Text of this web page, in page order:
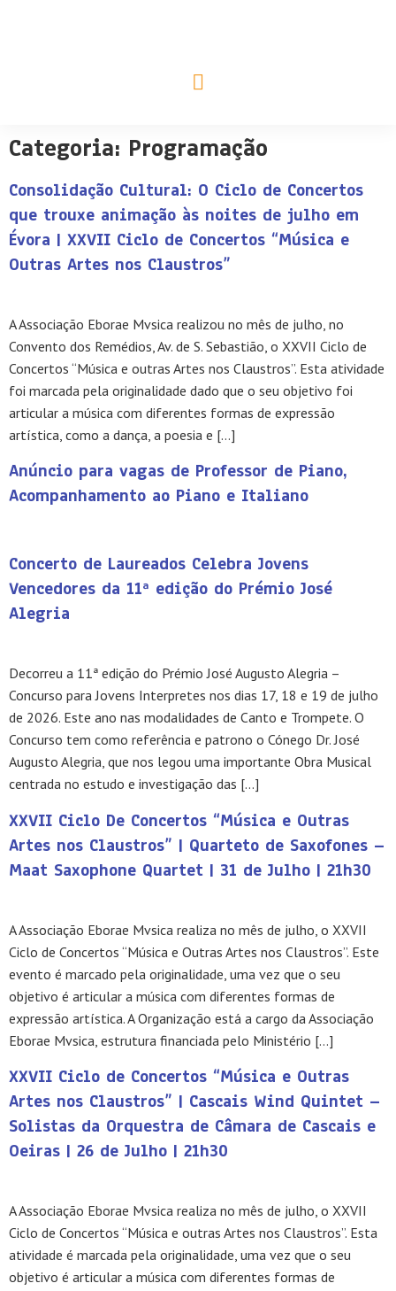
Categoria: Programação
Consolidação Cultural: O Ciclo de Concertos
que trouxe animação às noites de julho em
Évora | XXVII Ciclo de Concertos “Música e
Outras Artes nos Claustros”
A Associação Eborae Mvsica realizou no mês de julho, no
Convento dos Remédios, Av. de S. Sebastião, o XXVII Ciclo de
Concertos “Música e outras Artes nos Claustros”. Esta atividade
foi marcada pela originalidade dado que o seu objetivo foi
articular a música com diferentes formas de expressão
artística, como a dança, a poesia e […]
Anúncio para vagas de Professor de Piano,
Acompanhamento ao Piano e Italiano
Concerto de Laureados Celebra Jovens
Vencedores da 11ª edição do Prémio José
Alegria
Decorreu a 11ª edição do Prémio José Augusto Alegria –
Concurso para Jovens Interpretes nos dias 17, 18 e 19 de julho
de 2026. Este ano nas modalidades de Canto e Trompete. O
Concurso tem como referência e patrono o Cónego Dr. José
Augusto Alegria, que nos legou uma importante Obra Musical
centrada no estudo e investigação das […]
XXVII Ciclo De Concertos “Música e Outras
Artes nos Claustros” | Quarteto de Saxofones –
Maat Saxophone Quartet | 31 de Julho | 21h30
A Associação Eborae Mvsica realiza no mês de julho, o XXVII
Ciclo de Concertos “Música e Outras Artes nos Claustros”. Este
evento é marcado pela originalidade, uma vez que o seu
objetivo é articular a música com diferentes formas de
expressão artística. A Organização está a cargo da Associação
Eborae Mvsica, estrutura financiada pelo Ministério […]
XXVII Ciclo de Concertos “Música e Outras
Artes nos Claustros” | Cascais Wind Quintet –
Solistas da Orquestra de Câmara de Cascais e
Oeiras | 26 de Julho | 21h30
A Associação Eborae Mvsica realiza no mês de julho, o XXVII
Ciclo de Concertos “Música e outras Artes nos Claustros”. Esta
atividade é marcada pela originalidade, uma vez que o seu
objetivo é articular a música com diferentes formas de